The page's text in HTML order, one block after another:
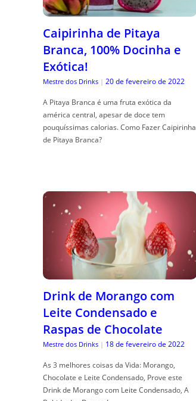
Caipirinha de Pitaya
Branca, 100% Docinha e
Exótica!
Mestre dos Drinks | 20 de fevereiro de 2022
A Pitaya Branca é uma fruta exótica da
américa central, apesar de doce tem
pouquíssimas calorias. Como Fazer Caipirinha
de Pitaya Branca?
Drink de Morango com
Leite Condensado e
Raspas de Chocolate
Mestre dos Drinks | 18 de fevereiro de 2022
As 3 melhores coisas da Vida: Morango,
Chocolate e Leite Condensado, Prove este
Drink de Morango com Leite Condensado, A